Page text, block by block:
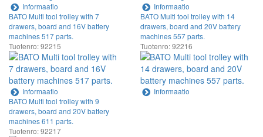
Informaatio
Informaatio
BATO Multi tool trolley with 7
drawers, board and 16V battery
machines 517 parts.
Tuotenro: 92215
Informaatio
BATO Multi tool trolley with 14
drawers, board and 20V battery
machines 557 parts.
Tuotenro: 92216
Informaatio
BATO Multi tool trolley with 9
drawers, board and 20V battery
machines 611 parts.
Tuotenro: 92217